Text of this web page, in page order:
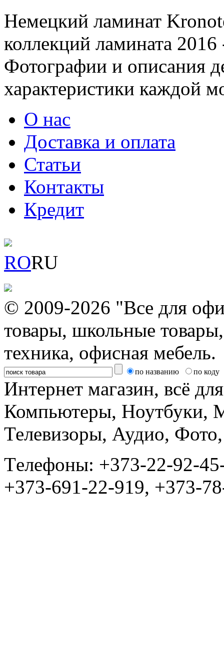
Немецкий ламинат
коллекций ламината
Фотографии и описания
характеристики каждой
О нас
Доставка и оплата
Статьи
Контакты
Кредит
RORU
© 2009-2026 "Все для
товары, школьные
техника, офисная мебель.
по названию по коду
Интернет магазин, всё
Компьютеры, Ноутбуки,
Телевизоры, Аудио,
Tелефоны: +373-22-92-
+373-691-22-919, +373-